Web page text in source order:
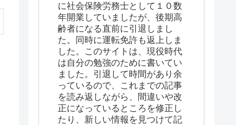
に社会保険労務士として１０数
年開業していましたが、後期高
齢者になる直前に引退しまし
た。同時に運転免許も返上しま
した。このサイトは、現役時代
は自分の勉強のために書いてい
ました。引退して時間があり余
っているので、これまでの記事
を読み返しながら、間違いや改
正になっているところを修正し
たり、新しい情報を見つけて記